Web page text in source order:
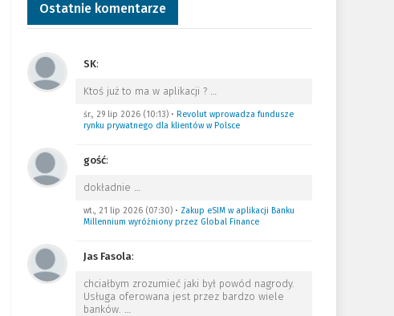
Ostatnie komentarze
SK:
Ktoś już to ma w aplikacji ? …
śr., 29 lip 2026 (10:13)• Revolut wprowadza fundusze
rynku prywatnego dla klientów w Polsce
gość:
dokładnie …
wt., 21 lip 2026 (07:30)• Zakup eSIM w aplikacji Banku
Millennium wyróżniony przez Global Finance
Jas Fasola:
chciałbym zrozumieć jaki był powód nagrody.
Usługa oferowana jest przez bardzo wiele
banków. …